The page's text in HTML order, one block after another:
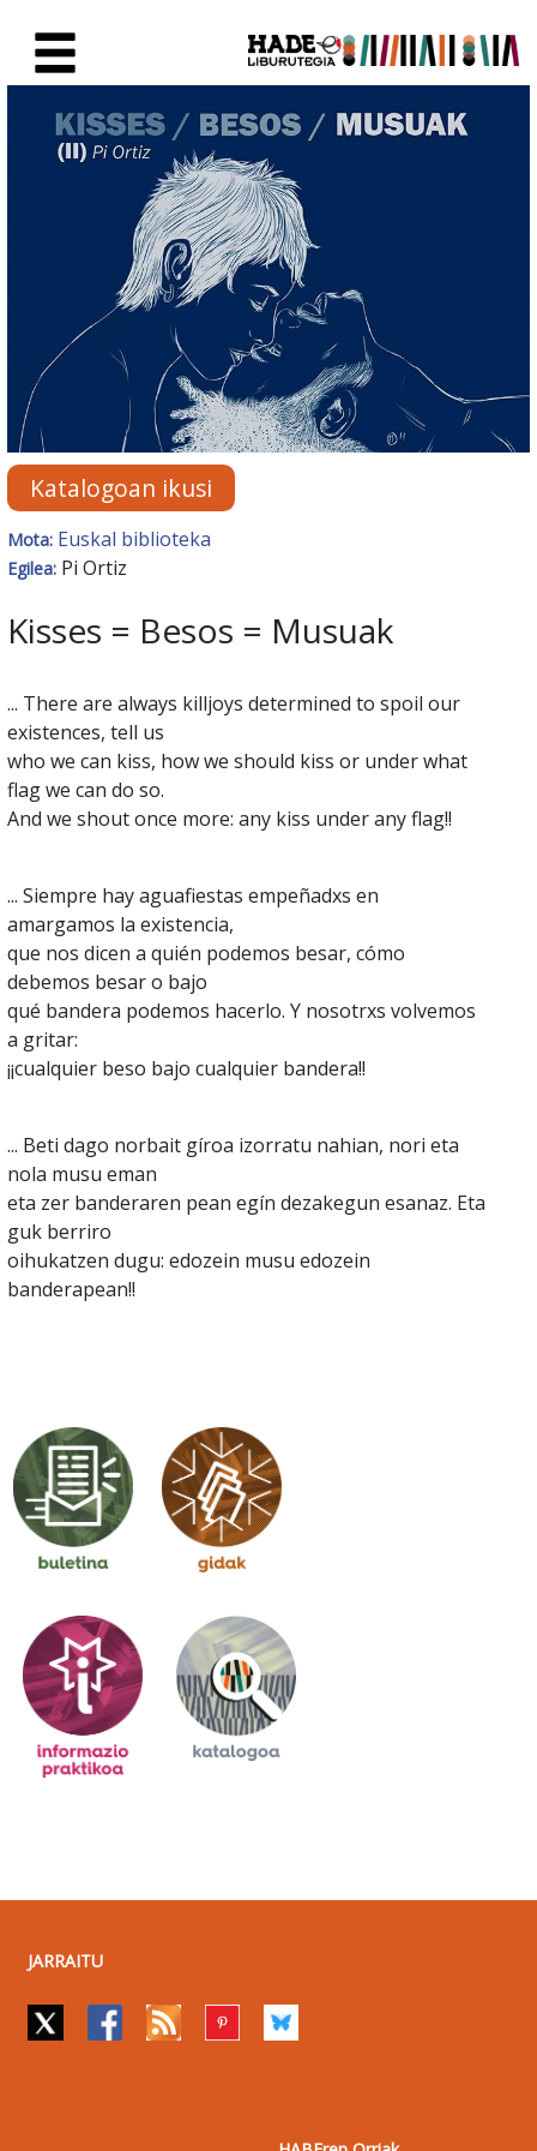
Eskuratu berriak Fitxa -
Katalogoan ikusi
Mota: Euskal biblioteka
Egilea: Pi Ortiz
Kisses = Besos = Musuak
... There are always killjoys determined to spoil our
existences, tell us
who we can kiss, how we should kiss or under what
flag we can do so.
And we shout once more: any kiss under any flag!!
... Siempre hay aguafiestas empeñadxs en
amargamos la existencia,
que nos dicen a quién podemos besar, cómo
debemos besar o bajo
qué bandera podemos hacerlo. Y nosotrxs volvemos
a gritar:
¡¡cualquier beso bajo cualquier bandera!!
... Beti dago norbait gíroa izorratu nahian, nori eta
nola musu eman
eta zer banderaren pean egín dezakegun esanaz. Eta
guk berriro
oihukatzen dugu: edozein musu edozein
banderapean!!
JARRAITU